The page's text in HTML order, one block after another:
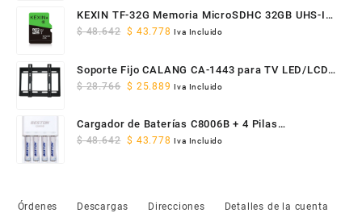
was:
$ 469.012.
is:
$ 422.111.
KEXIN TF-32G Memoria MicroSDHC 32GB UHS-I
Clase 10 U1
$48.642 Original
was:
$ 48.642.
$ 43.778 Current
is:
$ 43.778.
Iva Incluido
Soporte Fijo CALANG CA-1443 para TV LED/LCD
14" a 43" VESA
$28.766 Original
was:
$ 28.766.
$ 25.889 Current
is:
$ 25.889.
Iva Incluido
Cargador de Baterías C8006B + 4 Pilas
Recargables AAA 1100mAh
$48.642 Original
$ 43.778 Current
Iva Incluido
Órdenes Descargas Direcciones Detalles de la cuenta